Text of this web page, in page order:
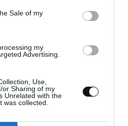
Sale of my
my
Advertising.
Use,
or Sharing of my
Unrelated with the
was collected.